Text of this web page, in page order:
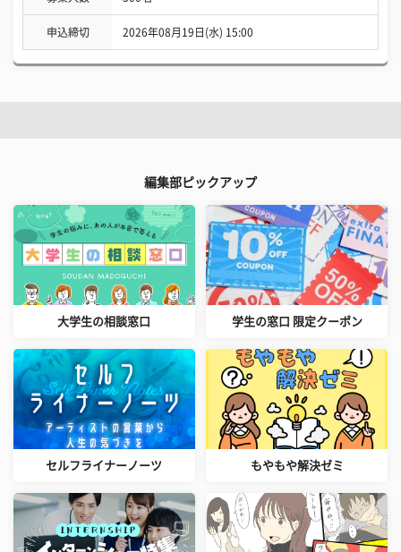
申込締切 2026年08月19日(水) 15:00
編集部ピックアップ
大学生の相談窓口 学生の窓口 限定クーポン
セルフライナーノーツ もやもや解決ゼミ